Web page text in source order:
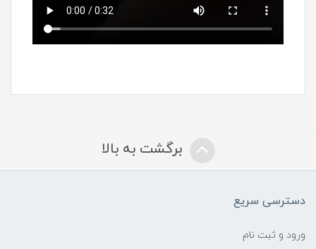
برگشت به بالا
دسترسی سریع
ورود و ثبت نام